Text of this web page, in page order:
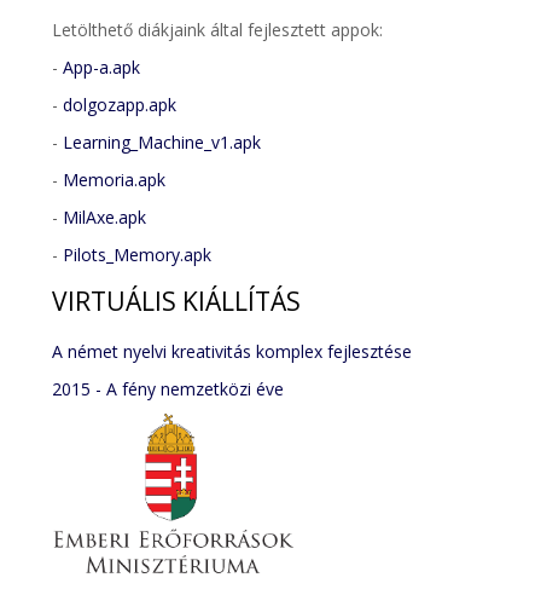
Letölthető diákjaink által fejlesztett appok:
-App-a.apk
-dolgozapp.apk
- Learning_Machine_v1.apk
- Memoria.apk
- MilAxe.apk
- Pilots_Memory.apk
VIRTUÁLIS KIÁLLÍTÁS
A német nyelvi kreativitás komplex fejlesztése
2015 - A fény nemzetközi éve